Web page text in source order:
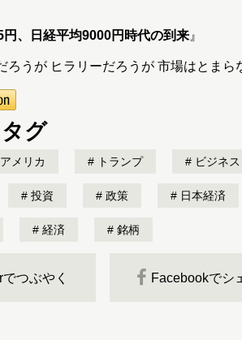
円、日経平均9000円時代の到来 』
ろうが ヒラリーだろうが 市場はとまら
グ
アメリカ トランプ ビジネス
投資 政策 日本経済
経済 銘柄
つぶやく Facebookでシ